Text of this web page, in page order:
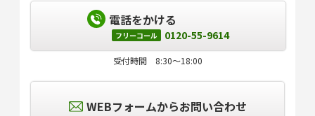
WEBフォームからお問い合わせ
電話をかける
フリーコール 0120-55-9614
受付時間 8:30～18:00